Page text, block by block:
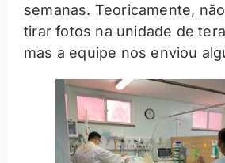
semanas. Teoricamente,
tirar fotos na unidade de
mas a equipe nos enviou